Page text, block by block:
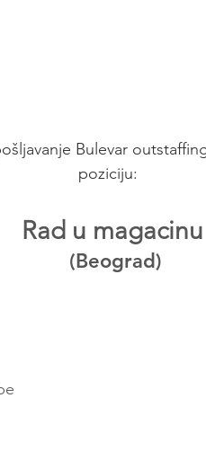
Bulevar
poziciju:
Rad u magacinu
(Beograd)